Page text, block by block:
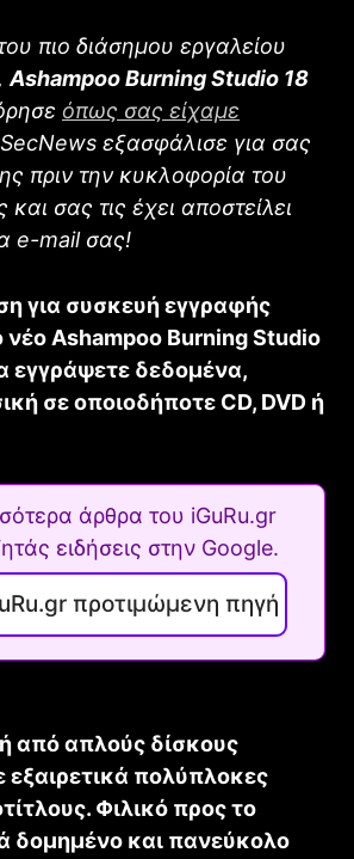
πιο διάσημου εργαλείου
Ashampoo Burning Studio 18
όπως σας είχαμε
εξασφάλισε για σας
πριν την κυκλοφορία του
και σας τις έχει αποστείλει
e-mail σας!
για συσκευή εγγραφής
Ashampoo Burning Studio
εγγράψετε δεδομένα,
σε οποιοδήποτε CD, DVD ή
άρθρα του iGuRu.gr
ειδήσεις στην Google.
προτιμώμενη πηγή
από απλούς δίσκους
πολύπλοκες
Φιλικό προς το
δομημένο και πανεύκολο